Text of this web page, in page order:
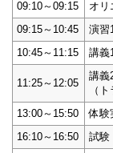
09:10～09:15
オリ
09:15～10:45
演
10:45～11:15
講
11:25～12:05
講義
（
13:00～15:50
体験
16:10～16:50
試験